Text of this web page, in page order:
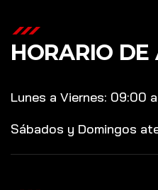
HORARIO DE
Lunes a Viernes: 09:00
Sábados y Domingos